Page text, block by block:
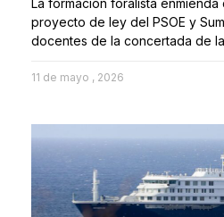
La formación foralista
proyecto de ley del PSOE y
docentes de la concertada de
11 de mayo , 2026